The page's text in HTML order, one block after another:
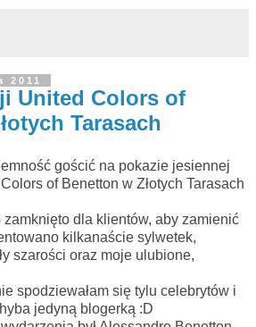
2011
United Colors of
Tarasach
gościć na pokazie jesiennej
of Benetton w Złotych Tarasach
dla klientów, aby zamienić
kilkanaście sylwetek,
szarości oraz moje ulubione,
spodziewałam się tylu celebrytów i
jedyną blogerką :D